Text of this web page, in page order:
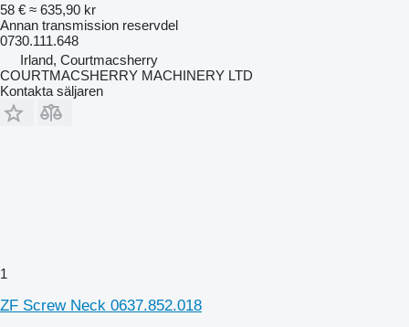
58 € ≈ 635,90 kr
Annan transmission reservdel
0730.111.648
Irland, Courtmacsherry
COURTMACSHERRY MACHINERY LTD
Kontakta säljaren
1
ZF Screw Neck 0637.852.018